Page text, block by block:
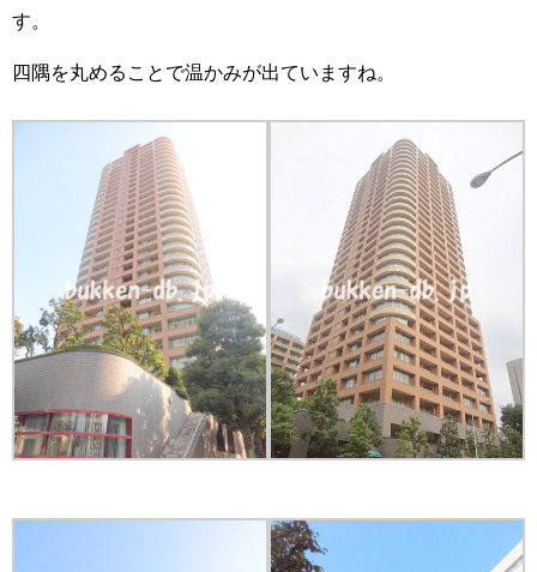
す。
四隅を丸めることで温かみが出ていますね。